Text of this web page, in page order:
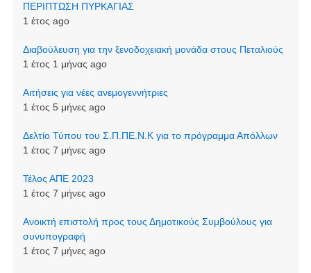
ΠΕΡΙΠΤΩΣΗ ΠΥΡΚΑΓΙΑΣ
1 έτος ago
Διαβούλευση για την ξενοδοχειακή μονάδα στους Πεταλιούς
1 έτος 1 μήνας ago
Αιτήσεις για νέες ανεμογεννήτριες
1 έτος 5 μήνες ago
Δελτίο Τύπου του Σ.Π.ΠΕ.Ν.Κ για το πρόγραμμα Απόλλων
1 έτος 7 μήνες ago
Τέλος ΑΠΕ 2023
1 έτος 7 μήνες ago
Ανοικτή επιστολή προς τους Δημοτικούς Συμβούλους για
συνυπογραφή
1 έτος 7 μήνες ago